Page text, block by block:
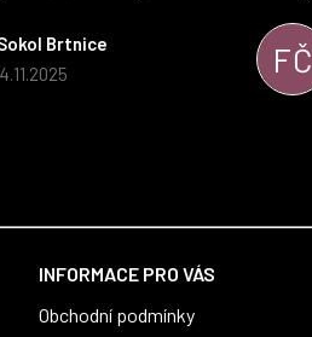
Brtnice
obchodu je 5 z 5 hvězdiček.
4.11.2025
na nošení. Velmi
klubového e-shopu,
zpracovaný a výrazně nám
FČ
INFORMACE PRO VÁS
Obchodní podmínky